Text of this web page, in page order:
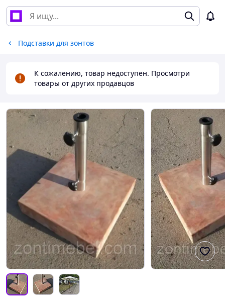
Подставки для зонтов
К сожалению, товар недоступен. Просмотри
товары от других продавцов